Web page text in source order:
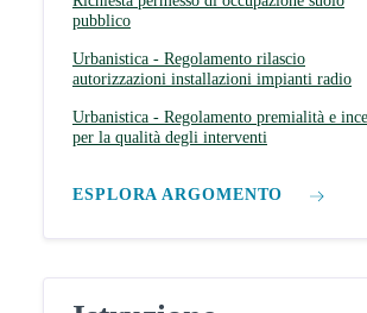
pubblico
Urbanistica - Regolamento rilascio
autorizzazioni installazioni impianti radio
Urbanistica - Regolamento premialità e
per la qualità degli interventi
ESPLORA ARGOMENTO